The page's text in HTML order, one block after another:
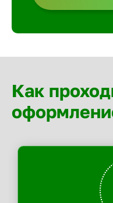
Как